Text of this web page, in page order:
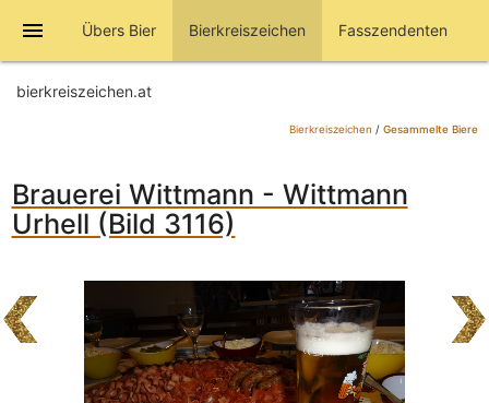
menu Übers Bier Bierkreiszeichen Fasszendenten
bierkreiszeichen.at
Bierkreiszeichen / Gesammelte Biere
Brauerei Wittmann - Wittmann
Urhell (Bild 3116)